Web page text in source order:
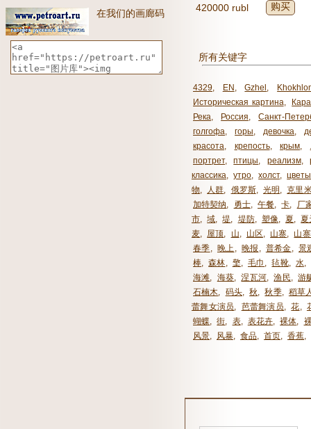
在我们的画廊码
420000 rubl
购买
所有关键字
4329, EN , Gzhel ,
Историческая картина,
Река, Россия,
Санкт-
голгофа, горы, девочка,
красота, крепость, крым,
портрет, птицы, реализм,
классика, утро, холст, цветы
物, 人群, 俄罗斯, 光明 , 克里
加特契纳, 勇士, 午餐, 卡,
厂
市, 域, 堤, 堤防, 塑像, 夏, 夏
麦, 屋顶, 山, 山区, 山寨, 山
春季, 晚上, 晚报 , 普希金, 景
棒, 森林, 檠, 毛巾 , 毡靴, 水,
海滩, 海葵, 涅瓦河, 渔民, 游
石楠木, 码头, 秋, 秋季, 稻草
蕾舞女演员, 芭蕾舞演员, 花,
蝴蝶, 街, 表, 表花卉, 裸体,
风景, 风暴, 食品, 首页, 香蕉,